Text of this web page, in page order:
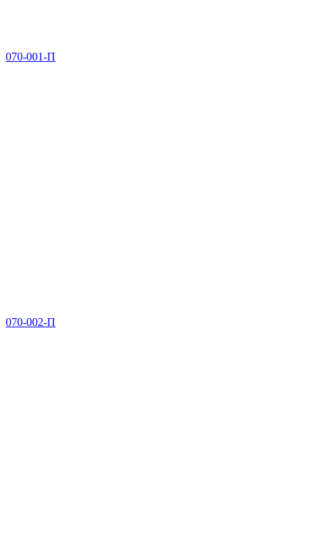
070-001-П
070-002-П